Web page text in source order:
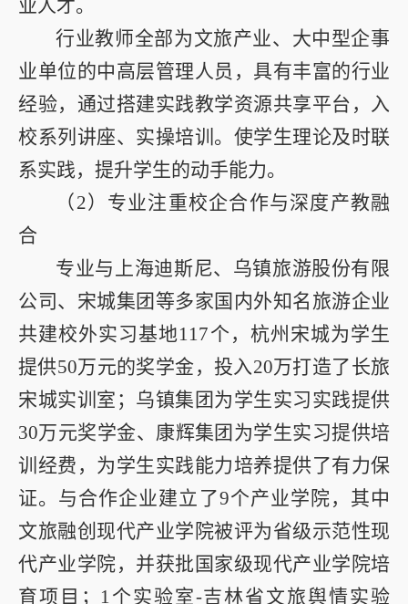
业人才。
行业教师全部为文旅产业、大中型企事
业单位的中高层管理人员，具有丰富的行业
经验，通过搭建实践教学资源共享平台，入
校系列讲座、实操培训。使学生理论及时联
系实践，提升学生的动手能力。
（ 2）专业注重校企合作与深度产教融
合
专业与上海迪斯尼、乌镇旅游股份有限
公司、宋城集团等多家国内外知名旅游企业
共建校外实习基地117个，杭州宋城为学生
提供50万元的奖学金，投入20万打造了长旅
宋城实训室；乌镇集团为学生实习实践提供
30万元奖学金、康辉集团为学生实习提供培
训经费，为学生实践能力培养提供了有力保
证。与合作企业建立了9个产业学院，其中
文旅融创现代产业学院被评为省级示范性现
代产业学院，并获批国家级现代产业学院培
育项目； 1个实验室-吉林省文旅舆情实验